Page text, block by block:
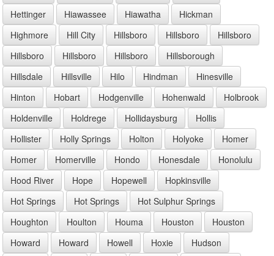
Hettinger
Hiawassee Hiawatha
Hickman
Highmore
Hill City Hillsboro Hillsboro
Hillsboro
Hillsboro
Hillsboro Hillsboro
Hillsborough
Hillsdale
Hillsville Hilo Hindman
Hinesville
Hinton
Hobart Hodgenville Hohenwald
Holbrook
Holdenville
Holdrege Hollidaysburg
Hollis
Hollister
Holly Springs Holton Holyoke
Homer
Homer
Homerville Hondo Honesdale
Honolulu
Hood River
Hope Hopewell
Hopkinsville
Hot Springs
Hot Springs
Hot Sulphur Springs
Houghton
Houlton Houma Houston
Houston
Howard
Howard Howell Hoxie
Hudson